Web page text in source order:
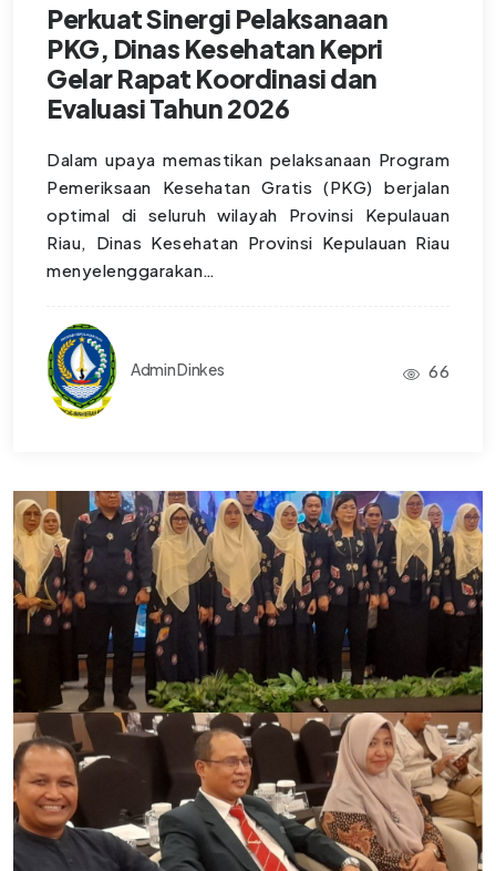
Perkuat Sinergi Pelaksanaan
PKG, Dinas Kesehatan Kepri
Gelar Rapat Koordinasi dan
Evaluasi Tahun 2026
Dalam upaya memastikan pelaksanaan Program
Pemeriksaan Kesehatan Gratis (PKG) berjalan
optimal di seluruh wilayah Provinsi Kepulauan
Riau, Dinas Kesehatan Provinsi Kepulauan Riau
menyelenggarakan…
Admin Dinkes 66